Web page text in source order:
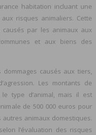
habitation incluant une
risques animaliers. Cette
par les animaux aux
et aux biens des
dommages causés aux tiers,
Les montants de
type d’animal, mais il est
de 500 000 euros pour
animaux domestiques.
l’évaluation des risques